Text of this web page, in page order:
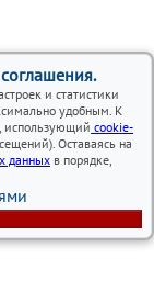
и статистики
удобным. К
использующий cookie-
Оставаясь на
данных в порядке,